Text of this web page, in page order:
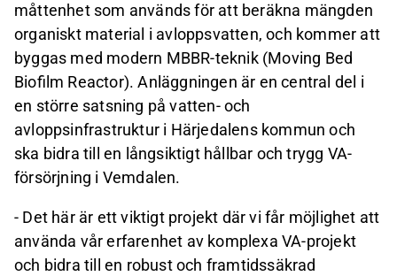
måttenhet som används för att beräkna mängden
organiskt material i avloppsvatten, och kommer att
byggas med modern MBBR-teknik (Moving Bed
Biofilm Reactor). Anläggningen är en central del i
en större satsning på vatten- och
avloppsinfrastruktur i Härjedalens kommun och
ska bidra till en långsiktigt hållbar och trygg VA-
försörjning i Vemdalen.
- Det här är ett viktigt projekt där vi får möjlighet att
använda vår erfarenhet av komplexa VA-projekt
och bidra till en robust och framtidssäkrad